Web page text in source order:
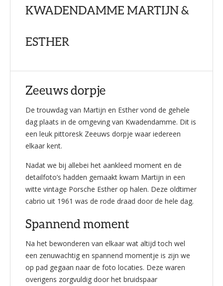
KWADENDAMME MARTIJN &
ESTHER
Zeeuws dorpje
De trouwdag van Martijn en Esther vond de gehele
dag plaats in de omgeving van Kwadendamme. Dit is
een leuk pittoresk Zeeuws dorpje waar iedereen
elkaar kent.
Nadat we bij allebei het aankleed moment en de
detailfoto’s hadden gemaakt kwam Martijn in een
witte vintage Porsche Esther op halen. Deze oldtimer
cabrio uit 1961 was de rode draad door de hele dag.
Spannend moment
Na het bewonderen van elkaar wat altijd toch wel
een zenuwachtig en spannend momentje is zijn we
op pad gegaan naar de foto locaties. Deze waren
overigens zorgvuldig door het bruidspaar